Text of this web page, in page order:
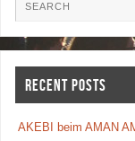
b
o
o
k
RECENT POSTS
AKEBI beim AMAN